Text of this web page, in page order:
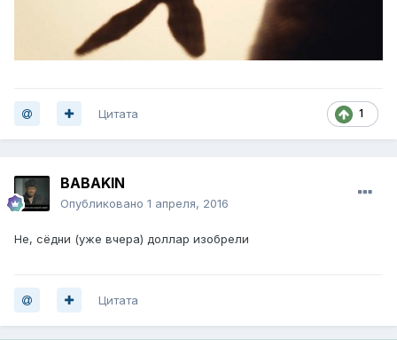
1
Цитата
BABAKIN
Опубликовано 1 апреля, 2016
Не, сёдни (уже вчера) доллар изобрели
Цитата